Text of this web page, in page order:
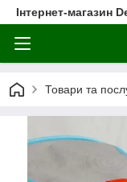
Інтернет-магазин
Товари та